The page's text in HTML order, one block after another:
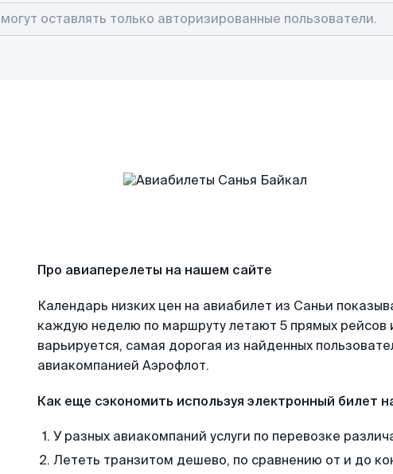
Про авиаперелеты на нашем сайте
Календарь низких цен на авиабилет из Саньи
каждую неделю по маршруту летают 5 прямых рейсов
варьируется, самая дорогая из найденных
авиакомпанией Аэрофлот.
Как еще сэкономить используя электронный билет
У разных авиакомпаний услуги по перевозке
Лететь транзитом дешево, по сравнению от и до